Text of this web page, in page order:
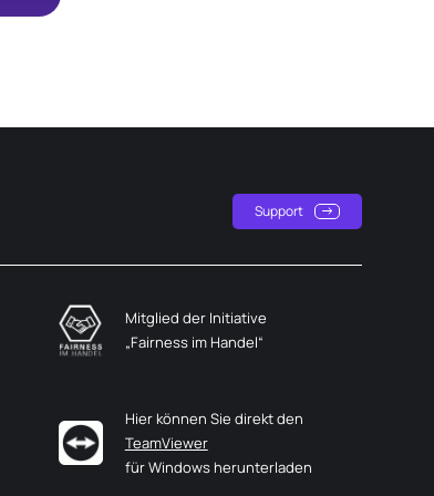
Support
Mitglied der Initiative
„Fairness im Handel“
Hier können Sie direkt den
TeamViewer
für Windows herunterladen